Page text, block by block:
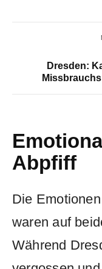
Dresden:
Abpfiff
Die
waren auf
Während